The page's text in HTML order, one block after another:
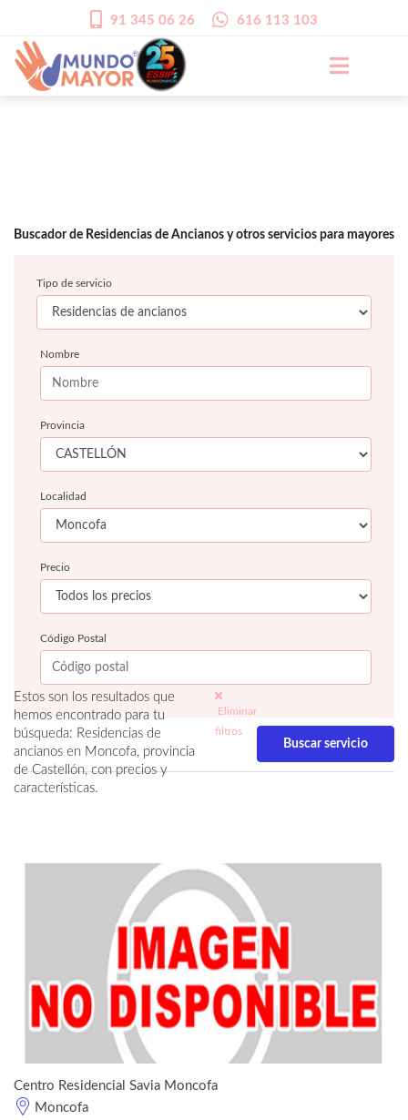
91 345 06 26 616 113 103
Buscador de Residencias de Ancianos y otros servicios para mayores
Tipo de servicio
Nombre
Provincia
Localidad
Precio
Código Postal
Estos son los resultados que
hemos encontrado para tu
búsqueda: Residencias de
ancianos en Moncofa, provincia
de Castellón, con precios y
características.
Eliminar
filtros
Centro Residencial Savia Moncofa
Moncofa